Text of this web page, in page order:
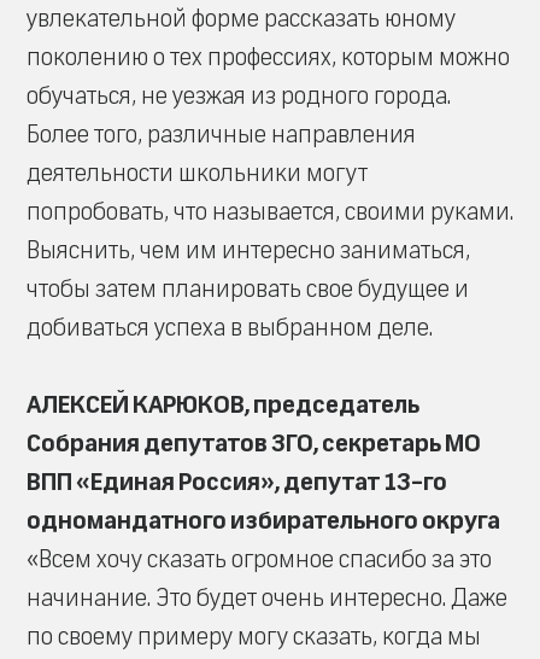
увлекательной форме рассказать юному
поколению о тех профессиях, которым можно
обучаться, не уезжая из родного города.
Более того, различные направления
деятельности школьники могут
попробовать, что называется, своими руками.
Выяснить, чем им интересно заниматься,
чтобы затем планировать свое будущее и
добиваться успеха в выбранном деле.
АЛЕКСЕЙ КАРЮКОВ, председатель
Собрания депутатов ЗГО, секретарь МО
ВПП «Единая Россия», депутат 13-го
одномандатного избирательного округа
«Всем хочу сказать огромное спасибо за это
начинание. Это будет очень интересно. Даже
по своему примеру могу сказать, когда мы